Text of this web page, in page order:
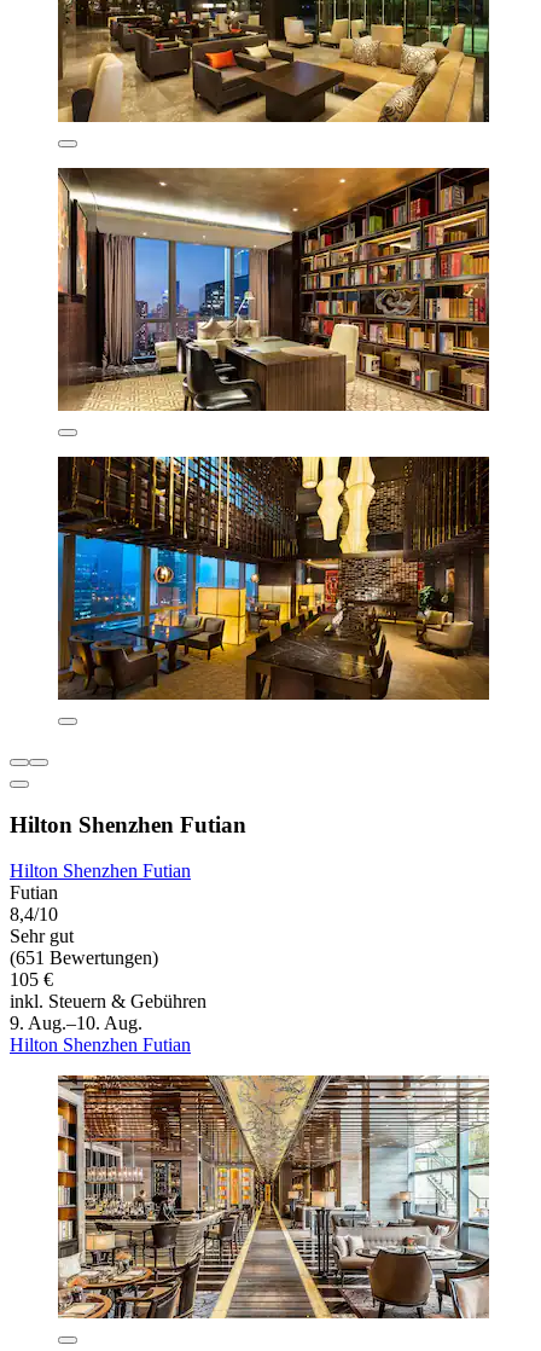
Hilton Shenzhen Futian
Hilton Shenzhen Futian
Futian
8,4/10
Sehr gut
(651 Bewertungen)
105 €
inkl. Steuern & Gebühren
9. Aug.–10. Aug.
Hilton Shenzhen Futian